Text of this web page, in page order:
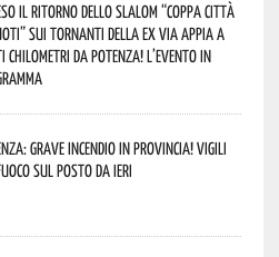
il ritorno dello slalom “Coppa Città
sui tornanti della ex via Appia a
chilometri da Potenza! L’evento in
grave incendio in Provincia! Vigili
sul posto da ieri